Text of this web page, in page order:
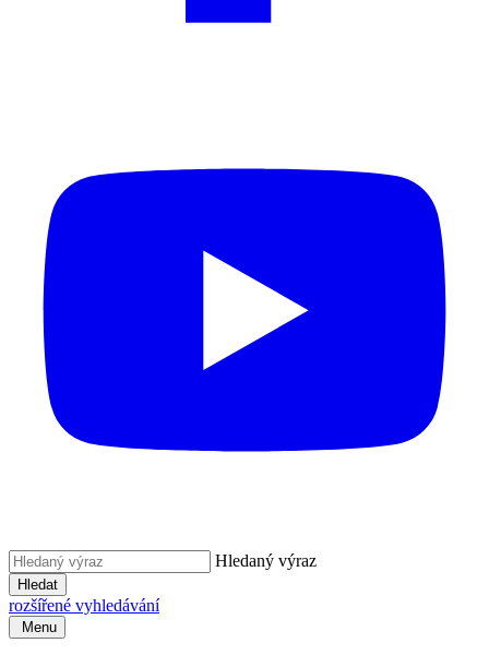
Hledaný výraz
Hledat
rozšířené vyhledávání
Menu